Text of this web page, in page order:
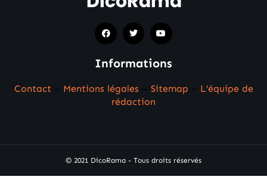
Informations
Contact Mentions légales Sitemap
L’équipe de
rédaction
© 2021 DicoRama - Tous droits réservés